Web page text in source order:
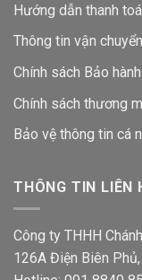
Hướng dẫn thanh
Thông tin vận chuyển
Chính sách Bảo
Chính sách thương
Bảo vệ thông tin cá
THÔNG TIN LIÊN
Công ty THHH
126A Điện Biên Phủ,